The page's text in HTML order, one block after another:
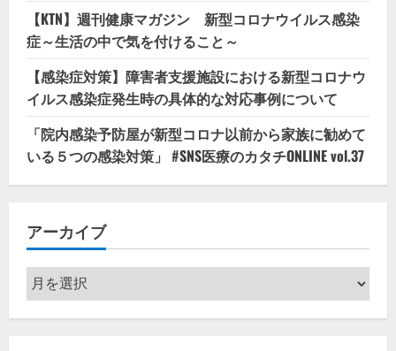
【KTN】週刊健康マガジン 新型コロナウイルス感染
症～生活の中で気を付けること～
【感染症対策】障害者支援施設における新型コロナウ
イルス感染症発生時の具体的な対応事例について
「院内感染予防屋が新型コロナ以前から家族に勧めて
いる５つの感染対策」 #SNS医療のカタチONLINE vol.37
アーカイブ
ア
ー
カ